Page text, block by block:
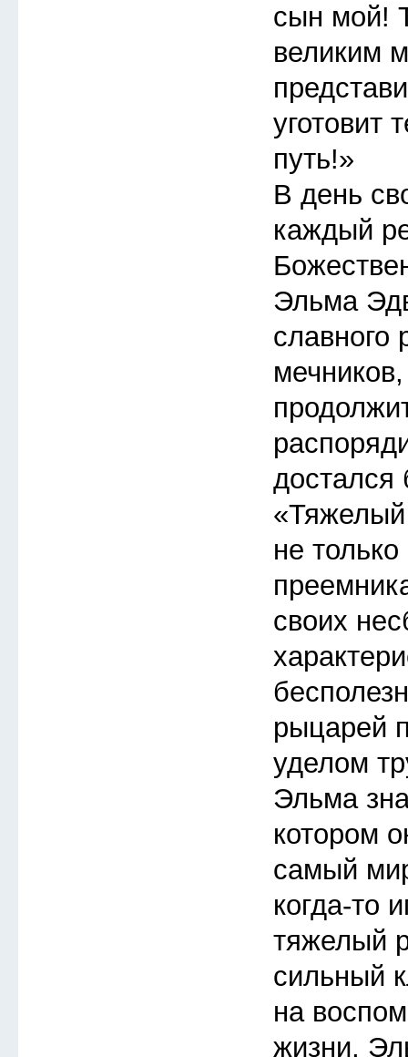
сын мой!
великим
уготовит
путь!»
В день
каждый
Эльма
славного
не
своих
рыцарей
уделом
Эльма
котором
самый
когда-то
тяжелый
сильный
на
жизни,